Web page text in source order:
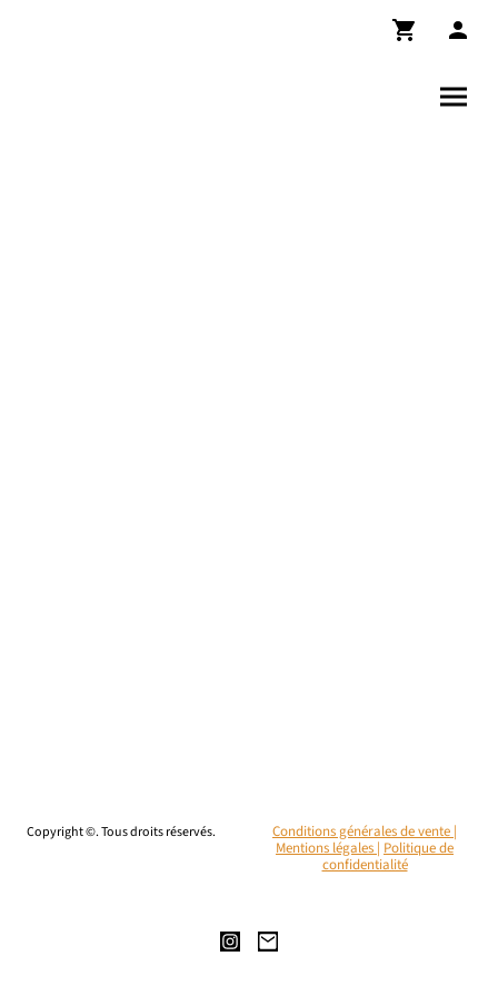
Copyright ©. Tous droits réservés.
Conditions générales de vente |
Mentions légales | Politique de
confidentialité